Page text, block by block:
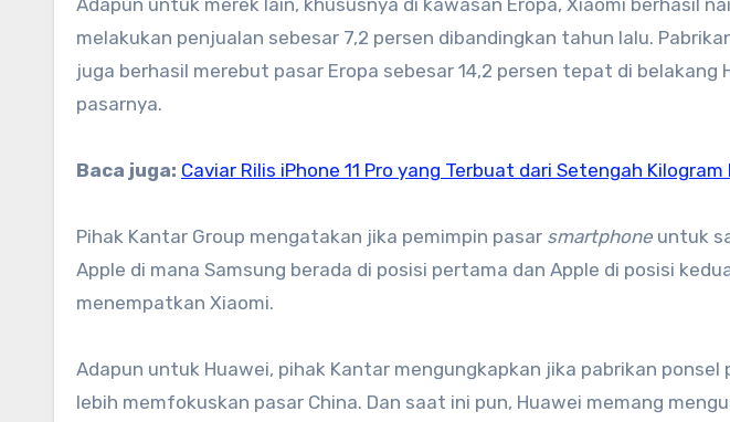
melakukan penjualan sebesar 7,2 persen dibandingkan tahun lalu.
juga berhasil merebut pasar Eropa sebesar 14,2 persen tepat di belakang
pasarnya.
Baca juga: Caviar Rilis iPhone 11 Pro yang Terbuat dari Setengah Kilogram
Pihak Kantar Group mengatakan jika pemimpin pasar smartphone untuk
Apple di mana Samsung berada di posisi pertama dan Apple di posisi
menempatkan Xiaomi.
Adapun untuk Huawei, pihak Kantar mengungkapkan jika pabrikan
lebih memfokuskan pasar China. Dan saat ini pun, Huawei memang